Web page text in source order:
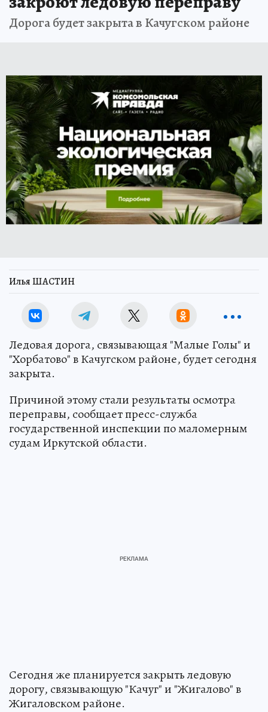
Дорога будет закрыта в Качугском районе
Илья ШАСТИН
Ледовая дорога, связывающая "Малые Голы" и
"Хорбатово" в Качугском районе, будет сегодня
закрыта.
Причиной этому стали результаты осмотра
переправы, сообщает пресс-служба
государственной инспекции по маломерным
судам Иркутской области.
Сегодня же планируется закрыть ледовую
дорогу, связывающую "Качуг" и "Жигалово" в
Жигаловском районе.